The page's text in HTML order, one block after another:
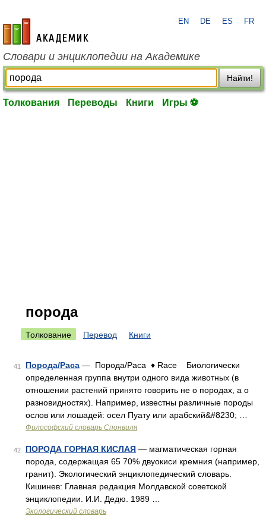
academic.ru
EN DE ES FR
Словари и энциклопедии на Академике
Найти!
Толкования Переводы Книги Игры ⚽
порода
Толкование Перевод Книги
41 Порода/Раса — Порода/Раса ♦ Race Биологически
определенная группа внутри одного вида животных (в
отношении растений принято говорить не о породах, а о
разновидностях). Например, известны различные породы
ослов или лошадей: осел Пуату или арабский&#8230; …
Философский словарь Спонвиля
42 ПОРОДА ГОРНАЯ КИСЛАЯ — магматическая горная
порода, содержащая 65 70% двуокиси кремния (например,
гранит). Экологический энциклопедический словарь.
Кишинев: Главная редакция Молдавской советской
энциклопедии. И.И. Дедю. 1989 …
Экологический словарь